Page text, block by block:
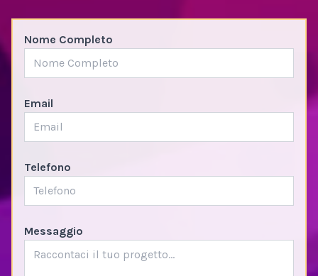
Nome Completo
Email
Telefono
Messaggio